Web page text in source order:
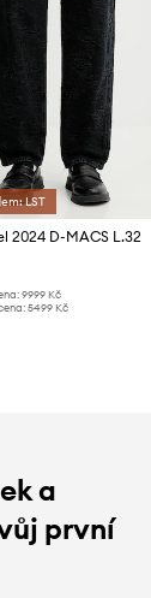
LST
2024 D-MACS L.32
9999 Kč
5499 Kč
a
první